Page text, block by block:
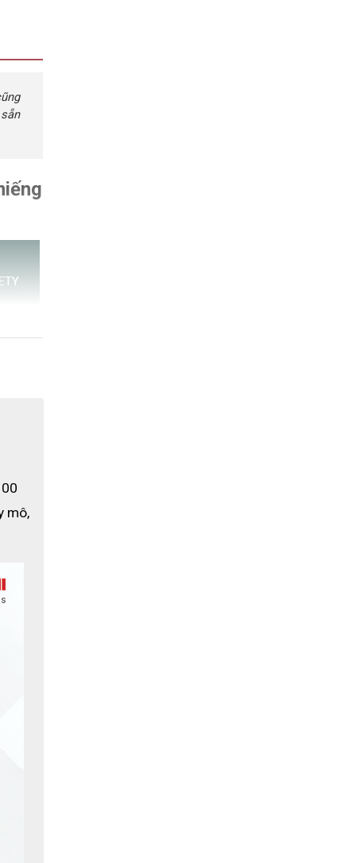
tác
không
mô,